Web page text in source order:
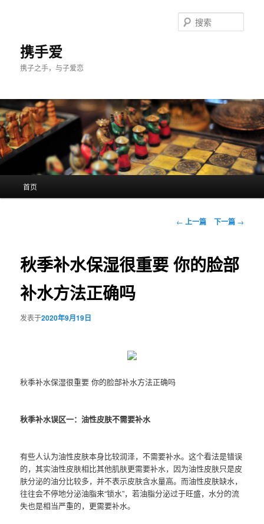
携手爱
携子之手，与子爱恋
索
首页
文
航
← 上一篇 下一篇 →
秋季补水保湿很重要 你的脸部
补水方法正确吗
发表于2020年9月19日
秋季补水保湿很重要 你的脸部补水方法正确吗
秋季补水误区一：油性皮肤不需要补水
有些人认为油性皮肤本身比较润泽，不需要补水。这个看法是错误
的，其实油性皮肤相比其他肌肤更需要补水，因为油性皮肤只是皮
肤分泌的油分比较多，并不表示皮肤含水量高。而油性皮肤缺水，
往往会不停地分泌油脂来“锁水”，若油脂分泌过于旺盛，水分的流
失也是相当严重的，更需要补水。